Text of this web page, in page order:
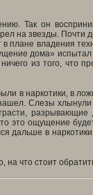
Так он
на звезды. Почти
плане владения
дома»
из того, что
в наркотики, в
Слезы
это ощущение
дальше в
на что стоит